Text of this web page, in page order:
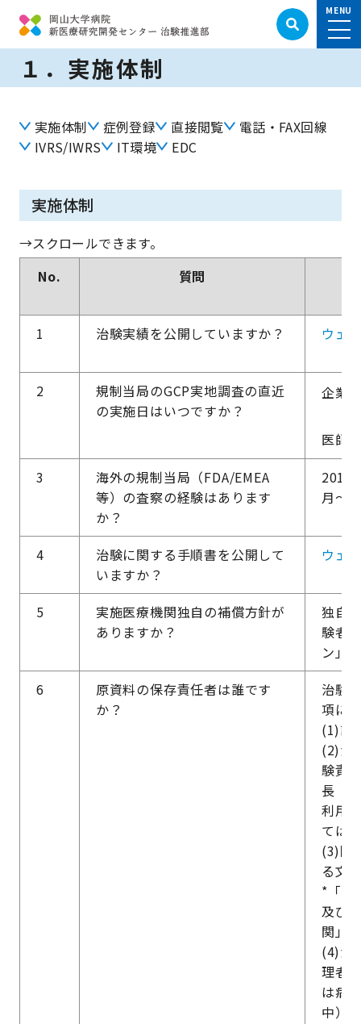
１．実施体制
実施体制 症例登録 直接閲覧
電話・FAX回線
IVRS/IWRS
IT環境 EDC
実施体制
No. 質問
1 治験実績を公開していますか？ ウェ
2
規制当局のGCP実地調査の直近
の実施日はいつですか？
企業
医師
3
海外の規制当局（FDA/EMEA
等）の査察の経験はあります
か？
2016
月～2
4
治験に関する手順書を公開して
いますか？
ウェ
5
実施医療機関独自の補償方針が
ありますか？
独自
験者
ン」
6
原資料の保存責任者は誰です
か？
治験
項に
(1)診
(2)治
験責
長（
利用
ては
(3)同
る文
*「治
及び
関」
(4)治
理者
は病
中）